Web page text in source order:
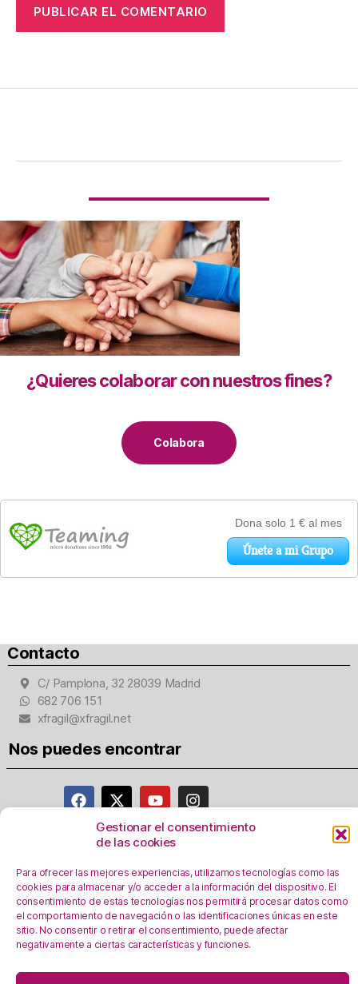
Gestionar el consentimiento
de las cookies
Para ofrecer las mejores experiencias, utilizamos tecnologías como las
cookies para almacenar y/o acceder a la información del dispositivo. El
consentimiento de estas tecnologías nos permitirá procesar datos como
el comportamiento de navegación o las identificaciones únicas en este
sitio. No consentir o retirar el consentimiento, puede afectar
negativamente a ciertas características y funciones.
¿Quieres colaborar con nuestros fines?
Colabora
Contacto
C/ Pamplona, 32 28039 Madrid
682 706 151
xfragil@xfragil.net
Nos puedes encontrar
Política de privacidad
Registro Actividades como responsables del
tratamiento
Política de Cookies